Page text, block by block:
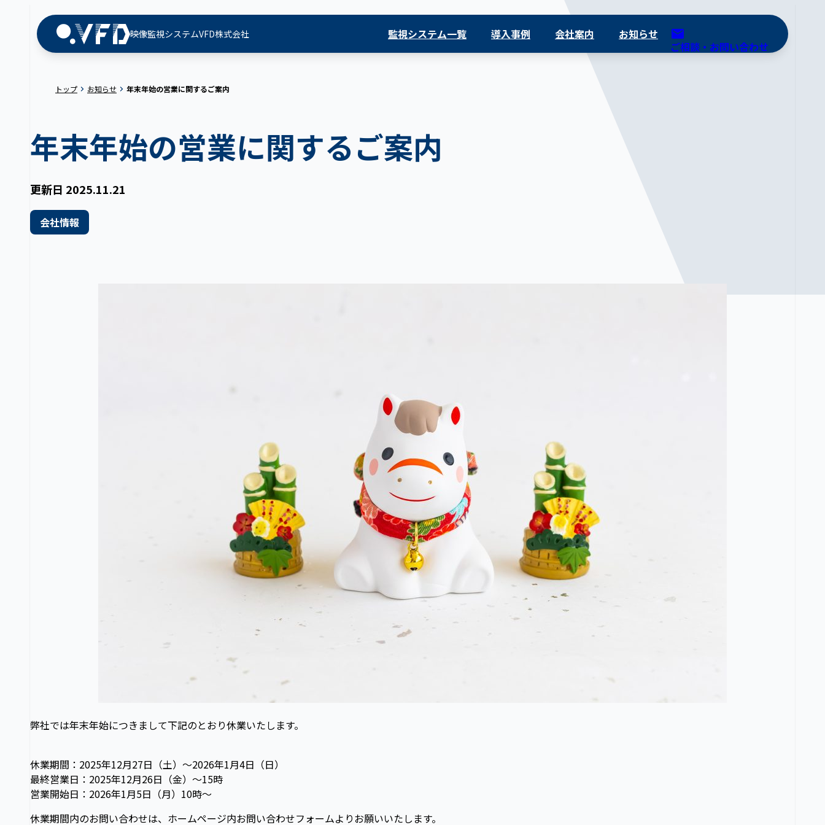
映像監視システムVFD株式会社 監視システム一覧 導入事例 会社案内
お知らせ
ご相談・お問い合わせ
トップ お知らせ 年末年始の営業に関するご案内
年末年始の営業に関するご案内
更新日 2025.11.21
会社情報
弊社では年末年始につきまして下記のとおり休業いたします。
休業期間：2025年12月27日（土）～2026年1月4日（日）
最終営業日：2025年12月26日（金）～15時
営業開始日：2026年1月5日（月）10時～
休業期間内のお問い合わせは、ホームページ内お問い合わせフォームよりお願いいたします。